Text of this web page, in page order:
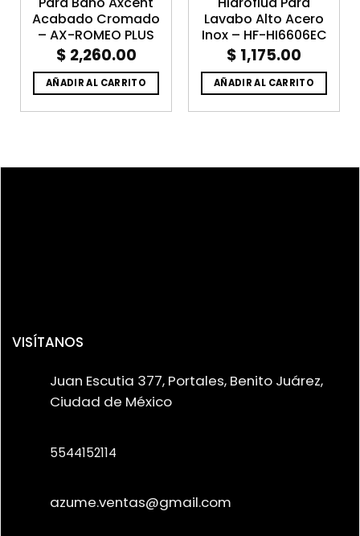
Acabado Cromado
– AX-ROMEO PLUS
$ 2,260.00
AÑADIR AL CARRITO
Lavabo Alto Acero
Inox – HF-HI6606EC
$ 1,175.00
AÑADIR AL CARRITO
VISÍTANOS
Juan Escutia 377, Portales, Benito Juárez,
Ciudad de México
5544152114
azume.ventas@gmail.com